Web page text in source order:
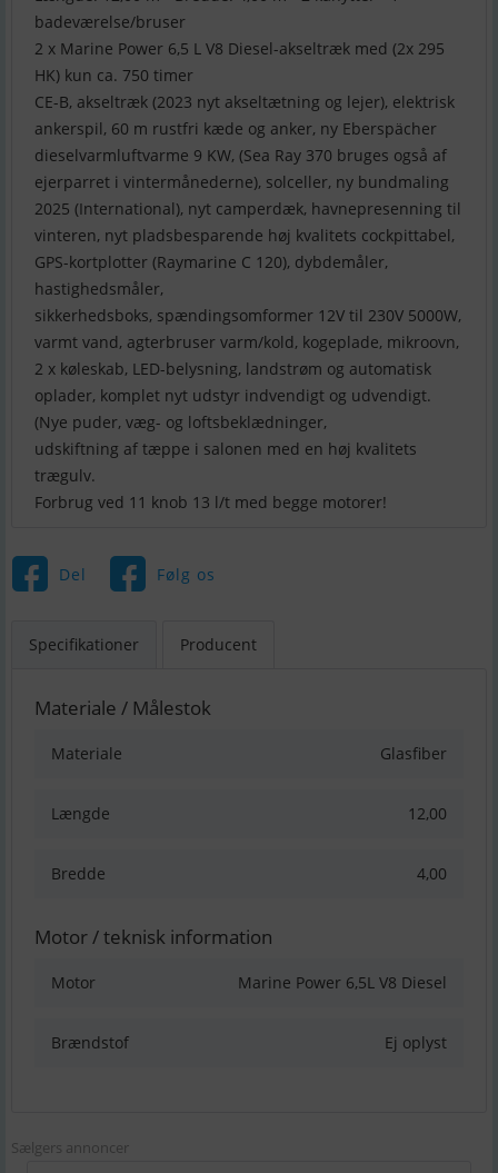
badeværelse/bruser
2 x Marine Power 6,5 L V8 Diesel-akseltræk med (2x 295
HK) kun ca. 750 timer
CE-B, akseltræk (2023 nyt akseltætning og lejer), elektrisk
ankerspil, 60 m rustfri kæde og anker, ny Eberspächer
dieselvarmluftvarme 9 KW, (Sea Ray 370 bruges også af
ejerparret i vintermånederne), solceller, ny bundmaling
2025 (International), nyt camperdæk, havnepresenning til
vinteren, nyt pladsbesparende høj kvalitets cockpittabel,
GPS-kortplotter (Raymarine C 120), dybdemåler,
hastighedsmåler,
sikkerhedsboks, spændingsomformer 12V til 230V 5000W,
varmt vand, agterbruser varm/kold, kogeplade, mikroovn,
2 x køleskab, LED-belysning, landstrøm og automatisk
oplader, komplet nyt udstyr indvendigt og udvendigt.
(Nye puder, væg- og loftsbeklædninger,
udskiftning af tæppe i salonen med en høj kvalitets
trægulv.
Forbrug ved 11 knob 13 l/t med begge motorer!
Del Følg os
Specifikationer Producent
Materiale / Målestok
Materiale Glasfiber
Længde 12,00
Bredde 4,00
Motor / teknisk information
Motor Marine Power 6,5L V8 Diesel
Brændstof Ej oplyst
Sælgers annoncer